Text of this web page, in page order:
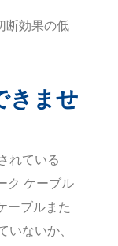
断効果の低
きませ
れている
ク ケーブル
ーブルまた
いないか、